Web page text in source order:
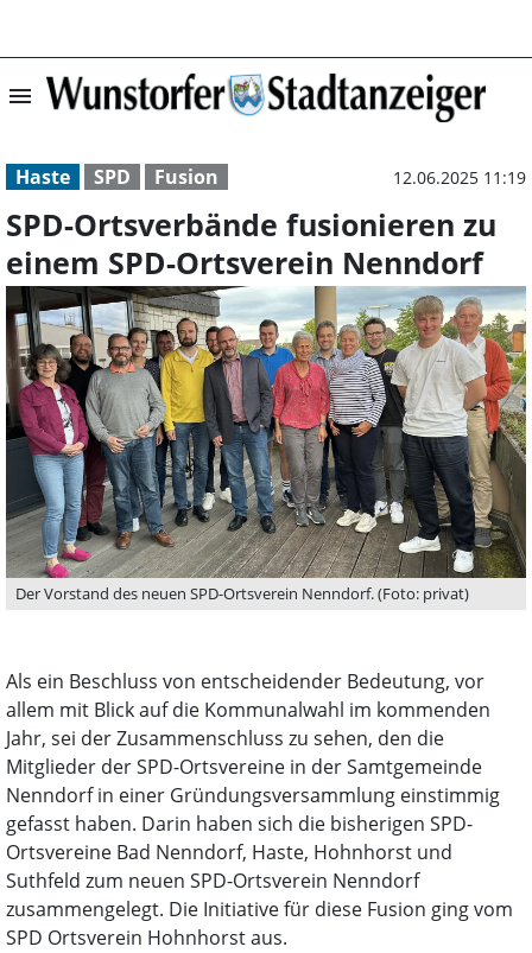
menu SPD-
Haste SPD Fusion 12.06.2025 11:19
SPD-Ortsverbände fusionieren zu
einem SPD-Ortsverein Nenndorf
Der Vorstand des neuen SPD-Ortsverein Nenndorf. (Foto: privat)
Als ein Beschluss von entscheidender Bedeutung, vor
allem mit Blick auf die Kommunalwahl im kommenden
Jahr, sei der Zusammenschluss zu sehen, den die
Mitglieder der SPD-Ortsvereine in der Samtgemeinde
Nenndorf in einer Gründungsversammlung einstimmig
gefasst haben. Darin haben sich die bisherigen SPD-
Ortsvereine Bad Nenndorf, Haste, Hohnhorst und
Suthfeld zum neuen SPD-Ortsverein Nenndorf
zusammengelegt. Die Initiative für diese Fusion ging vom
SPD Ortsverein Hohnhorst aus.